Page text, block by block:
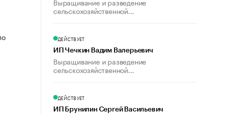
сельскохозяйственной...
ДЕЙСТВУЕТ
ИП Чечкин Вадим Валерьевич
Выращивание и разведение
сельскохозяйственной...
ДЕЙСТВУЕТ
ИП Брунилин Сергей Васильевич